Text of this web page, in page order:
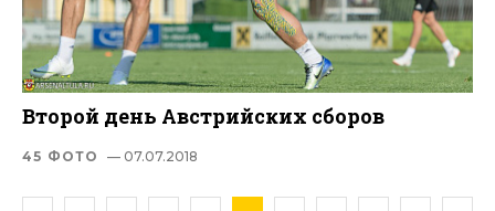
Второй день Австрийских сборов
45 ФОТО — 07.07.2018